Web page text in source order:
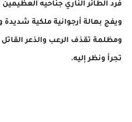
​فرد الطائر الناري جناحيه
ويفج بهالة أرجوانية ملكية
ومظلمة تقذف الرعب والذعر
تجرأ ونظر إليه.